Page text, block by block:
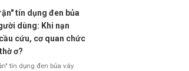
tín dụng đen bủa
dùng: Khi nạn
cứu, cơ quan chức
ơ?
tín dụng đen bủa vây